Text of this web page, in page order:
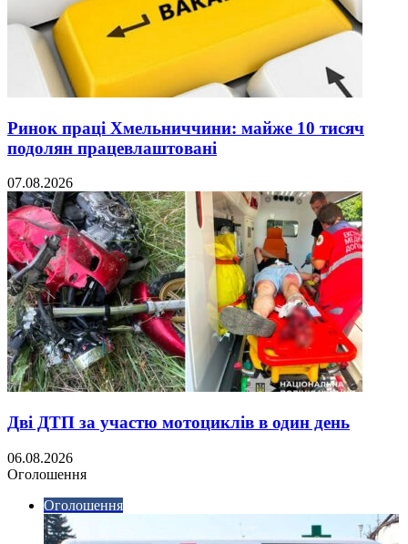
Ринок праці Хмельниччини: майже 10 тисяч
подолян працевлаштовані
07.08.2026
Дві ДТП за участю мотоциклів в один день
06.08.2026
Оголошення
Оголошення